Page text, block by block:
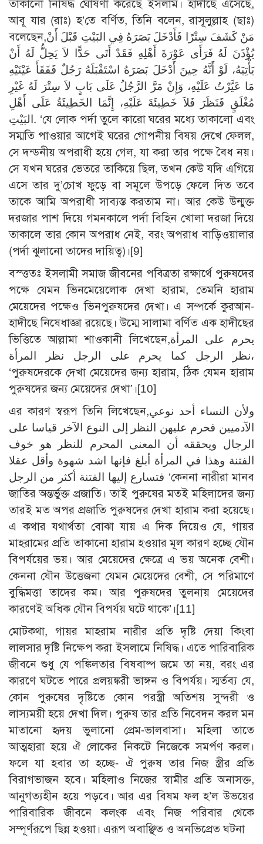
তাকানো নিষিদ্ধ ঘোষণা করেছে ইসলাম। হাদীছে এসেছে,
আবূ যার (রাঃ) হ’তে বর্ণিত, তিনি বলেন, রাসূলুল্লাহ (ছাঃ)
বলেছেন,مَنْ كَشَفَ سِتْرًا فَأَدْخَلَ بَصَرَهُ فِي البَيْتِ قَبْلَ أَنْ
يُؤْذَنَ لَهُ فَرَأَى عَوْرَةَ أَهْلِهِ فَقَدْ أَتَى حَدًّا لاَ يَحِلُّ لَهُ أَنْ
يَأْتِيَهُ، لَوْ أَنَّهُ حِينَ أَدْخَلَ بَصَرَهُ اسْتَقْبَلَهُ رَجُلٌ فَفَقَأَ عَيْنَيْهِ
مَا عَيَّرْتُ عَلَيْهِ، وَإِنْ مَرَّ الرَّجُلُ عَلَى بَابٍ لاَ سِتْرَ لَهُ غَيْرِ
مُغْلَقٍ فَنَظَرَ فَلاَ خَطِيئَةَ عَلَيْهِ، إِنَّمَا الخَطِيئَةُ عَلَى أَهْلِ
البَيْتِ. ‘যে লোক পর্দা তুলে কারো ঘরের মধ্যে তাকালো এবং
সম্মতি পাওয়ার আগেই ঘরের গোপনীয় বিষয় দেখে ফেলল,
সে দন্ডনীয় অপরাধী হয়ে গেল, যা করা তার পক্ষে বৈধ নয়।
সে যখন ঘরের ভেতরে তাকিয়ে ছিল, তখন কেউ যদি এগিয়ে
এসে তার দু’চোখ ফুড়ে বা সমূলে উপড়ে ফেলে দিত তবে
তাকে আমি অপরাধী সাব্যস্ত করতাম না। আর কেউ উন্মুক্ত
দরজার পাশ দিয়ে গমনকালে পর্দা বিহিন খোলা দরজা দিয়ে
তাকালে তার কোন অপরাধ নেই, বরং অপরাধ বাড়িওয়ালার
(পর্দা ঝুলানো তাদের দায়িত্ব)।[9]
বস্ত্ততঃ ইসলামী সমাজ জীবনের পবিত্রতা রক্ষার্থে পুরুষদের
পক্ষে যেমন ভিনমেয়েলোক দেখা হারাম, তেমনি হারাম
মেয়েদের পক্ষেও ভিনপুরুষদের দেখা। এ সম্পর্কে কুরআন-
হাদীছে নিষেধাজ্ঞা রয়েছে। উম্মে সালামা বর্ণিত এক হাদীছের
ভিত্তিতে আল্লামা শাওকানী লিখেছেন,يحرم على المرأة
نظر الرجل كما يحرم على الرجل نظر المرأة،
‘পুরুষদেরকে দেখা মেয়েদের জন্য হারাম, ঠিক যেমন হারাম
পুরুষদের জন্য মেয়েদের দেখা’।[10]
এর কারণ স্বরূপ তিনি লিখেছেন,ولأن النساء أحد نوعي
الآدميين فحرم عليهن النظر إلى النوع الآخر قياسا على
الرجال ويحققه أن المعنى المحرم للنظر هو خوف
الفتنة وهذا في المرأة أبلغ فإنها اشد شهوة وأقل عقلا
فتسارع إليها الفتنة أكثر من الرجل ‘কেননা নারীরা মানব
জাতির অন্তর্ভুক্ত প্রজাতি। তাই পুরুষের মতই মহিলাদের জন্য
তারই মত অপর প্রজাতি পুরুষদের দেখা হারাম করা হয়েছে।
এ কথার যথার্থতা বোঝা যায় এ দিক দিয়েও যে, গায়র
মাহরামের প্রতি তাকানো হারাম হওয়ার মূল কারণ হচ্ছে যৌন
বিপর্যয়ের ভয়। আর মেয়েদের ক্ষেত্রে এ ভয় অনেক বেশী।
কেননা যৌন উত্তেজনা যেমন মেয়েদের বেশী, সে পরিমাণে
বুদ্ধিমত্তা তাদের কম। আর পুরুষদের তুলনায় মেয়েদের
কারণেই অধিক যৌন বিপর্যয় ঘটে থাকে’।[11]
মোটকথা, গায়র মাহরাম নারীর প্রতি দৃষ্টি দেয়া কিংবা
লালসার দৃষ্টি নিক্ষেপ করা ইসলামে নিষিদ্ধ। এতে পারিবারিক
জীবনে শুধু যে পঙ্কিলতার বিষবাষ্প জমে তা নয়, বরং এর
কারণে ঘটতে পারে প্রলয়ঙ্করী ভাঙ্গন ও বিপর্যয়। স্মর্তব্য যে,
কোন পুরুষের দৃষ্টিতে কোন পরস্ত্রী অতিশয় সুন্দরী ও
লাস্যময়ী হয়ে দেখা দিল। পুরুষ তার প্রতি নিবেদন করল মন
মাতানো হৃদয় ভুলানো প্রেম-ভালবাসা। মহিলা তাতে
আত্মহারা হয়ে ঐ লোকের নিকটে নিজেকে সমর্পণ করল।
ফলে যা হবার তা হচ্ছে- ঐ পুরুষ তার নিজ স্ত্রীর প্রতি
বিরাগভাজন হবে। মহিলাও নিজের স্বামীর প্রতি অনাসক্ত,
আনুগত্যহীন হয়ে পড়বে। আর এর বিষম ফল হ’ল উভয়ের
পারিবারিক জীবনে কলংক এবং নিজ পরিবার থেকে
সম্পূর্ণরূপে ছিন্ন হওয়া। এরূপ অবাঞ্ছিত ও অনভিপ্রেত ঘটনা